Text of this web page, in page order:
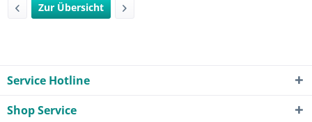
Zur Übersicht
Service Hotline
Shop Service